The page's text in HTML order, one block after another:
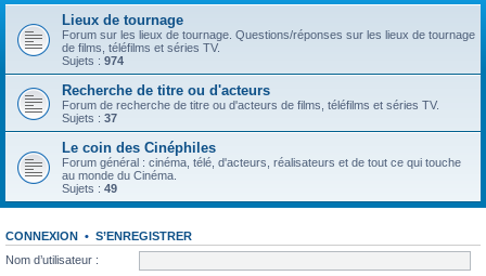
Lieux de tournage
Forum sur les lieux de tournage. Questions/réponses sur les lieux de tournage
de films, téléfilms et séries TV.
Sujets : 974
Recherche de titre ou d'acteurs
Forum de recherche de titre ou d'acteurs de films, téléfilms et séries TV.
Sujets : 37
Le coin des Cinéphiles
Forum général : cinéma, télé, d'acteurs, réalisateurs et de tout ce qui touche
au monde du Cinéma.
Sujets : 49
CONNEXION • S’ENREGISTRER
Nom d’utilisateur :